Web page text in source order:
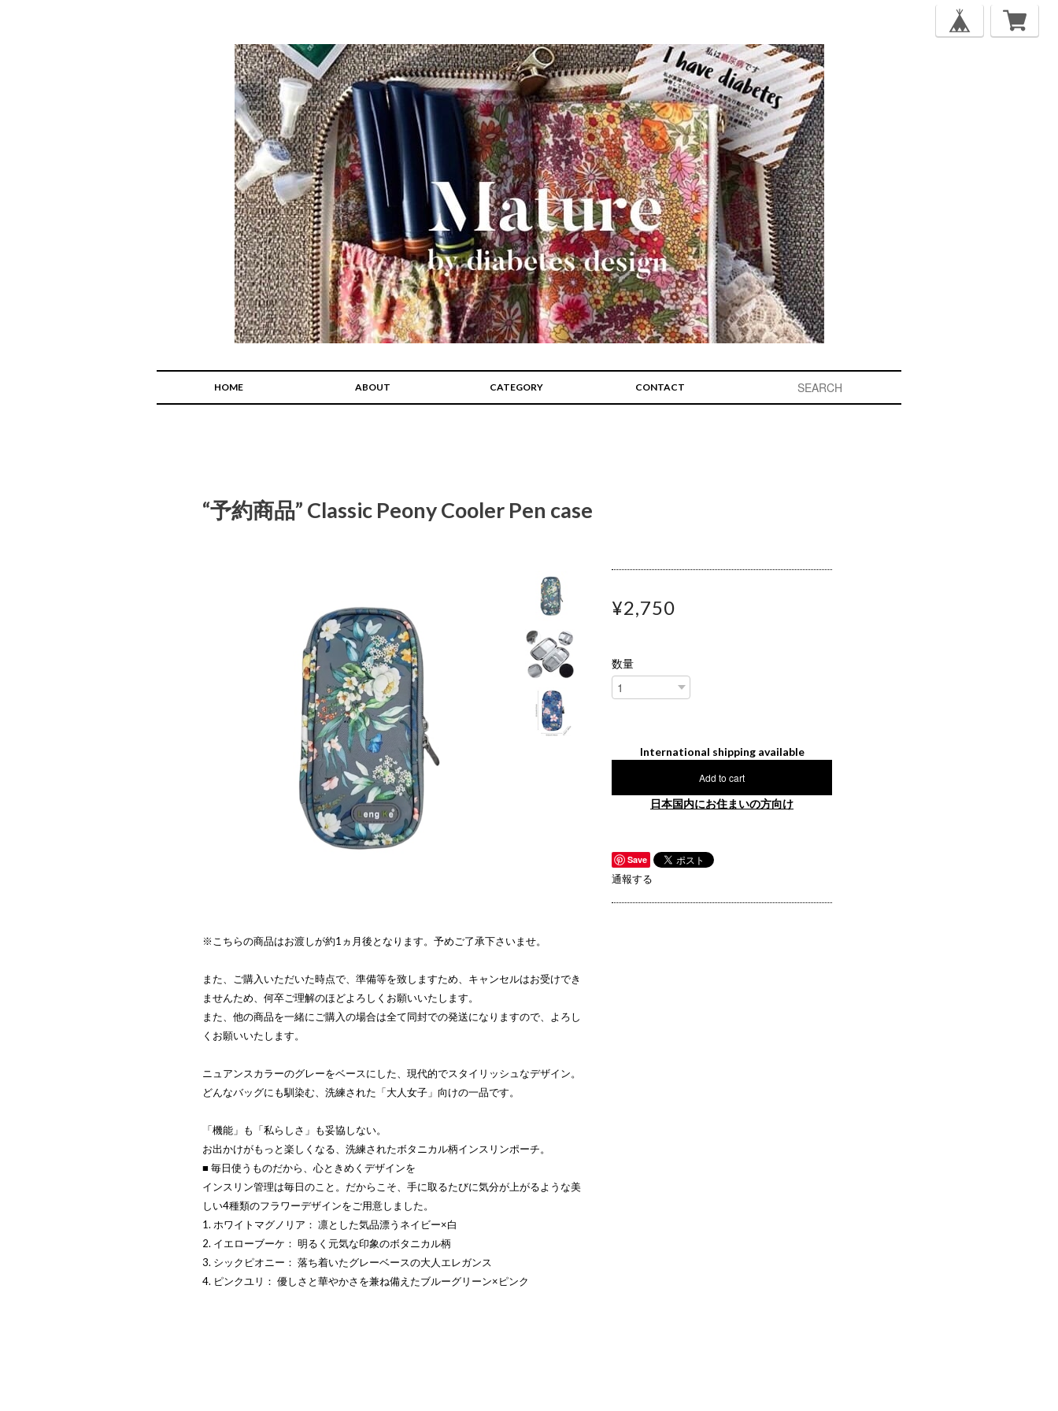
HOME ABOUT CATEGORY CONTACT
“予約商品” Classic Peony Cooler Pen case
※こちらの商品はお渡しが約1ヵ月後となります。予めご了承下さいませ。
また、ご購入いただいた時点で、準備等を致しますため、キャンセルはお受けでき
ませんため、何卒ご理解のほどよろしくお願いいたします。
また、他の商品を一緒にご購入の場合は全て同封での発送になりますので、よろし
くお願いいたします。
ニュアンスカラーのグレーをベースにした、現代的でスタイリッシュなデザイン。
どんなバッグにも馴染む、洗練された「大人女子」向けの一品です。
「機能」も「私らしさ」も妥協しない。
お出かけがもっと楽しくなる、洗練されたボタニカル柄インスリンポーチ。
■ 毎日使うものだから、心ときめくデザインを
インスリン管理は毎日のこと。だからこそ、手に取るたびに気分が上がるような美
しい4種類のフラワーデザインをご用意しました。
1. ホワイトマグノリア： 凛とした気品漂うネイビー×白
2. イエローブーケ： 明るく元気な印象のボタニカル柄
3. シックピオニー： 落ち着いたグレーベースの大人エレガンス
4. ピンクユリ： 優しさと華やかさを兼ね備えたブルーグリーン×ピンク
¥2,750
数量
International shipping available
Add to cart
日本国内にお住まいの方向け
Save
通報する